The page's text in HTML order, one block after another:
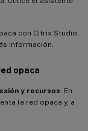
con Citrix Studio.
información.
opaca
y recursos. En
la red opaca y, a